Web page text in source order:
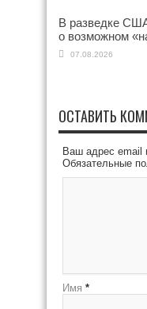
В разведке
о возможном
07.08.2026
ОСТАВИТЬ
Ваш адрес email
Обязательные
Имя *